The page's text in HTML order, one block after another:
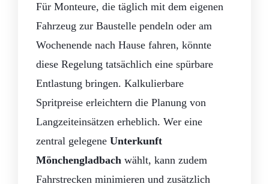
Für Monteure, die täglich mit dem eigenen
Fahrzeug zur Baustelle pendeln oder am
Wochenende nach Hause fahren, könnte
diese Regelung tatsächlich eine spürbare
Entlastung bringen. Kalkulierbare
Spritpreise erleichtern die Planung von
Langzeiteinsätzen erheblich. Wer eine
zentral gelegene Unterkunft
Mönchengladbach wählt, kann zudem
Fahrstrecken minimieren und zusätzlich